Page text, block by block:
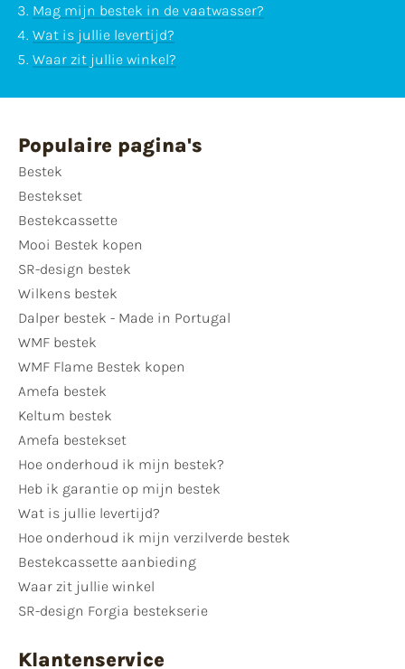
Mag mijn bestek in de vaatwasser?
Wat is jullie levertijd?
Waar zit jullie winkel?
Populaire pagina's
Bestek
Bestekset
Bestekcassette
Mooi Bestek kopen
SR-design bestek
Wilkens bestek
Dalper bestek - Made in Portugal
WMF bestek
WMF Flame Bestek kopen
Amefa bestek
Keltum bestek
Amefa bestekset
Hoe onderhoud ik mijn bestek?
Heb ik garantie op mijn bestek
Wat is jullie levertijd?
Hoe onderhoud ik mijn verzilverde bestek
Bestekcassette aanbieding
Waar zit jullie winkel
SR-design Forgia bestekserie
Klantenservice